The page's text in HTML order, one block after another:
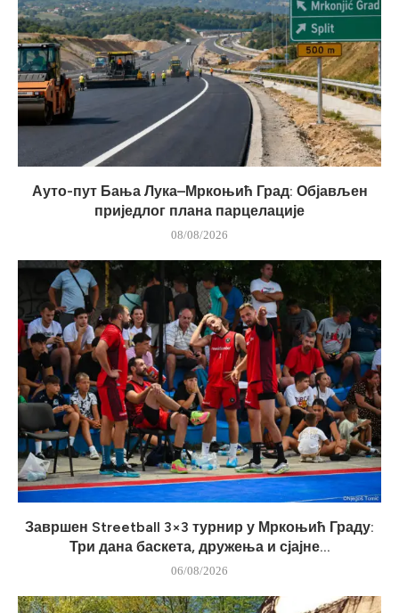
Ауто-пут Бања Лука–Мркоњић Град: Објављен
приједлог плана парцелације
08/08/2026
Завршен Streetball 3×3 турнир у Мркоњић Граду:
Три дана баскета, дружења и сјајне...
06/08/2026